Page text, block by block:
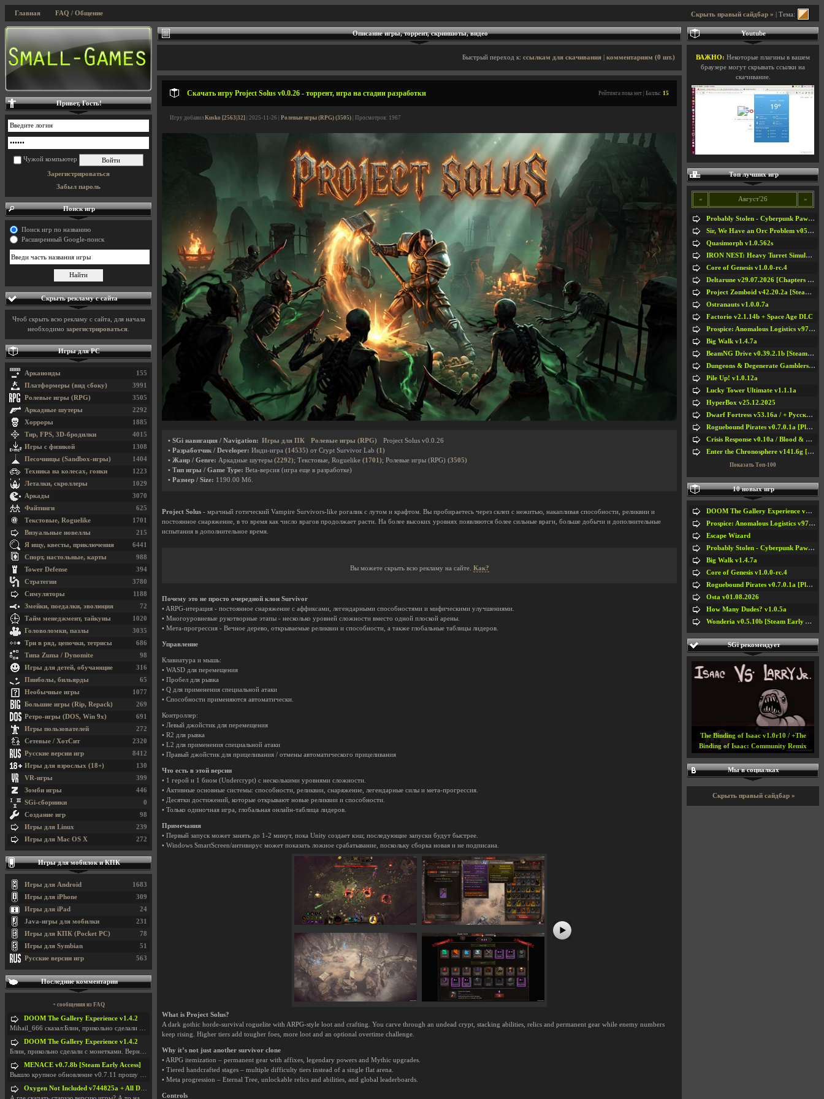
Скрыть правый сайдбар » | Тема:
Главная FAQ / Общение
Описание игры, торрент, скриншоты, видео
Быстрый переход к: ссылкам для скачивания комментариям (0 шт.)
Скачать игру Project Solus v0.0.26 - торрент, игра на стадии разработки Рейтинга пока нет | Баллы: 15
Игру добавил Kusko [2563|32] | 2025-11-26 | Ролевые игры (RPG) (3505) | Просмотров: 1967
• SGi навигация / Navigation: Игры для ПК Ролевые игры (RPG)
Project Solus v0.0.26
• Разработчик / Developer: Инди-игра (14535) от Crypt Survivor Lab (1)
• Жанр / Genre: Аркадные шутеры (2292); Текстовые, Roguelike (1701); Ролевые игры (RPG) (3505)
• Тип игры / Game Type: Beta-версия (игра еще в разработке)
• Размер / Size: 1190.00 Мб.
Project Solus - мрачный готический Vampire Survivors-like рогалик с лутом и крафтом. Вы пробираетесь через склеп с нежитью, накапливая способности, реликвии и
постоянное снаряжение, в то время как число врагов продолжает расти. На более высоких уровнях появляются более сильные враги, больше добычи и дополнительные
испытания в дополнительное время.
Вы можете скрыть всю рекламу на сайте. Как?
Почему это не просто очередной клон Survivor
• ARPG-итерация - постоянное снаряжение с аффиксами, легендарными способностями и мифическими улучшениями.
• Многоуровневые рукотворные этапы - несколько уровней сложности вместо одной плоской арены.
• Мета-прогрессия - Вечное дерево, открываемые реликвии и способности, а также глобальные таблицы лидеров.
Управление
Клавиатура и мышь:
• WASD для перемещения
• Пробел для рывка
• Q для применения специальной атаки
• Способности применяются автоматически.
Контроллер:
• Левый джойстик для перемещения
• R2 для рывка
• L2 для применения специальной атаки
• Правый джойстик для прицеливания / отмены автоматического прицеливания
Что есть в этой версии
• 1 герой и 1 биом (Undercrypt) с несколькими уровнями сложности.
• Активные основные системы: способности, реликвии, снаряжение, легендарные силы и мета-прогрессия.
• Десятки достижений, которые открывают новые реликвии и способности.
• Только одиночная игра, глобальная онлайн-таблица лидеров.
Примечания
• Первый запуск может занять до 1-2 минут, пока Unity создает кэш; последующие запуски будут быстрее.
• Windows SmartScreen/антивирус может показать ложное срабатывание, поскольку сборка новая и не подписана.
What is Project Solus?
A dark gothic horde-survival roguelite with ARPG-style loot and crafting. You carve through an undead crypt, stacking abilities, relics and permanent gear while enemy numbers
keep rising. Higher tiers add tougher foes, more loot and an optional overtime challenge.
Why it’s not just another survivor clone
• ARPG itemization – permanent gear with affixes, legendary powers and Mythic upgrades.
• Tiered handcrafted stages – multiple difficulty tiers instead of a single flat arena.
• Meta progression – Eternal Tree, unlockable relics and abilities, and global leaderboards.
Controls
Привет, Гость!
Чужой компьютер
Зарегистрироваться
Забыл пароль
Поиск игр
Поиск игр по названию
Расширенный Google-поиск
Скрыть рекламу с сайта
Чтоб скрыть всю рекламу с сайта, для начала
необходимо зарегистрироваться
Игры для PC
155
Арканоиды
3991
Платформеры (вид сбоку)
3505
Ролевые игры (RPG)
2292
Аркадные шутеры
1885
Хорроры
4015
Тир, FPS, 3D-бродилки
1308
Игры с физикой
1404
Песочницы (Sandbox-игры)
1223
Техника на колесах, гонки
1029
Леталки, скроллеры
3070
Аркады
625
Файтинги
1701
Текстовые, Roguelike
215
Визуальные новеллы
6441
Я ищу, квесты, приключения
988
Спорт, настольные, карты
394
Tower Defense
3780
Стратегии
1188
Симуляторы
72
Змейки, поедалки, эволюция
1020
Тайм менеджмент, тайкуны
3035
Головоломки, пазлы
686
Три в ряд, цепочки, тетрисы
98
Типа Zuma / Dynomite
316
Игры для детей, обучающие
65
Пинболы, бильярды
1077
Необычные игры
269
Большие игры (Rip, Repack)
691
Ретро-игры (DOS, Win 9x)
272
Игры пользователей
2320
Сетевые / ХотСит
8412
Русские версии игр
130
Игры для взрослых (18+)
399
VR-игры
446
Зомби игры
0
SGi-сборники
98
Создание игр
239
Игры для Linux
272
Игры для Mac OS X
Игры для мобилок и КПК
1683
Игры для Android
309
Игры для iPhone
24
Игры для iPad
231
Java-игры для мобилки
78
Игры для КПК (Pocket PC)
51
Игры для Symbian
563
Русские версии игр
Последние комментарии
+ сообщения из FAQ
DOOM The Gallery Experience v1.4.2
Mihail_666 сказал:Блин, прикольно сделали с монетк
DOOM The Gallery Experience v1.4.2
Блин, прикольно сделали с монетками. Вернулся в св
MENACE v0.7.8b [Steam Early Access]
Вышло крупное обновление v0.7.11 прошу обновить
Oxygen Not Included v744825a + All DLC
Youtube
ВАЖНО: Некоторые плагины в вашем
браузере могут скрывать ссылки на
скачивание.
Топ лучших игр
« Август'26 »
Probably Stolen - Cyberpunk Pawnshop Simulator v048c [Playtest]
Sir, We Have an Orc Problem v05.08.2026
Quasimorph v1.0.562s
IRON NEST: Heavy Turret Simulator v1.0a
Core of Genesis v1.0.0-rc.4
Deltarune v29.07.2026 [Chapters 1-5] / + RUS [Chapters 1-5]
Project Zomboid v42.20.2a [Steam Early Access]
Ostranauts v1.0.0.7a
Factorio v2.1.14b + Space Age DLC
Prospice: Anomalous Logistics v97 [Playtest]
Big Walk v1.4.7a
BeamNG Drive v0.39.2.1b [Steam Early Access]
Dungeons & Degenerate Gamblers v2.0.2a
Pile Up! v1.0.12a
Lucky Tower Ultimate v1.1.1a
HyperBox v25.12.2025
Dwarf Fortress v53.16a / + Русская Версия v50.12a
Roguebound Pirates v0.7.0.1a [Playtest]
Crisis Response v0.10a / Blood & Bullet
Enter the Chronosphere v141.6g [Steam Early Access]
Показать Топ-100
10 новых игр
DOOM The Gallery Experience v1.4.2
Prospice: Anomalous Logistics v97 [Playtest]
Escape Wizard
Probably Stolen - Cyberpunk Pawnshop Simulator v048c [Playtest]
Big Walk v1.4.7a
Core of Genesis v1.0.0-rc.4
Roguebound Pirates v0.7.0.1a [Playtest]
Osta v01.08.2026
How Many Dudes? v1.0.5a
Wonderia v0.5.10b [Steam Early Access]
SGi рекомендует
The Binding of Isaac v1.0r10 / +The
Binding of Isaac: Community Remix
Мы в социалках
Скрыть правый сайдбар »